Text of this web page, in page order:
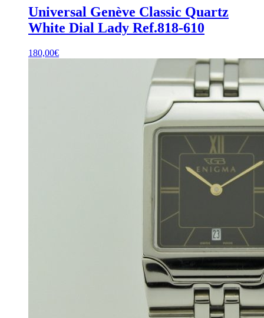
Universal Genève Classic Quartz
White Dial Lady Ref.818-610
180,00€